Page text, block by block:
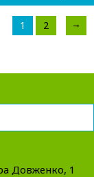
1 2 →
Довженко, 1